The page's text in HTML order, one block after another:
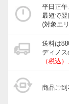
平日正午
最短で翌
(対象エ
送料は
ディノ
（税込
商品ご